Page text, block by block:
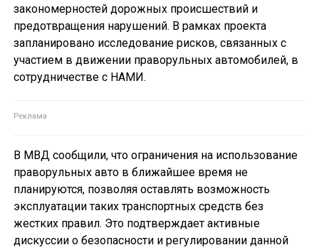
закономерностей дорожных происшествий и
предотвращения нарушений. В рамках проекта
запланировано исследование рисков, связанных с
участием в движении праворульных автомобилей, в
сотрудничестве с НАМИ.
В МВД сообщили, что ограничения на использование
праворульных авто в ближайшее время не
планируются, позволяя оставлять возможность
эксплуатации таких транспортных средств без
жестких правил. Это подтверждает активные
дискуссии о безопасности и регулировании данной